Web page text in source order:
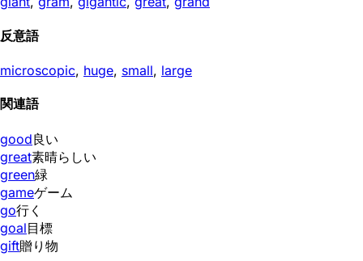
反意語
microscopic, huge, small, large
関連語
good良い
great素晴らしい
green緑
gameゲーム
go行く
goal目標
gift贈り物